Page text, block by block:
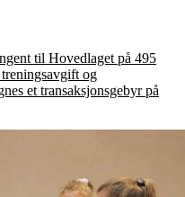
til Hovedlaget på 495
og
et transaksjonsgebyr på